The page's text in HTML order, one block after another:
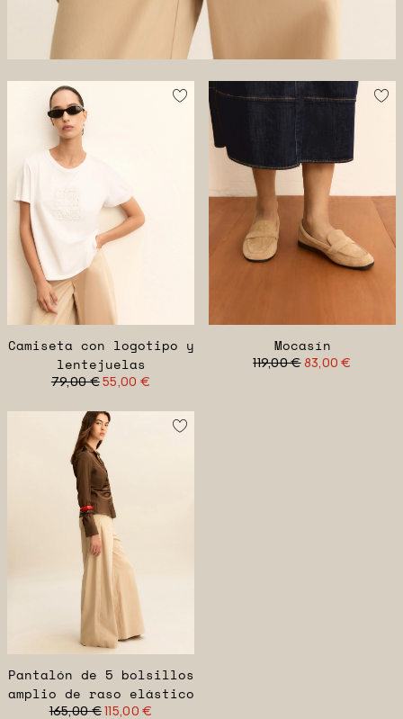
Camiseta con logotipo y
lentejuelas
79,00 €55,00 €
Mocasín
119,00 € 83,00 €
Pantalón de 5 bolsillos
amplio de raso elástico
165,00 €115,00 €